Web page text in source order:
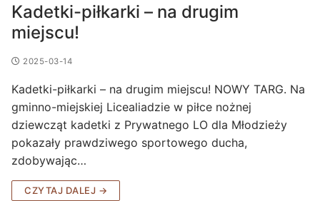
Kadetki-piłkarki – na drugim
miejscu!
2025-03-14
Kadetki-piłkarki – na drugim miejscu! NOWY TARG. Na
gminno-miejskiej Licealiadzie w piłce nożnej
dziewcząt kadetki z Prywatnego LO dla Młodzieży
pokazały prawdziwego sportowego ducha,
zdobywając…
CZYTAJ DALEJ →